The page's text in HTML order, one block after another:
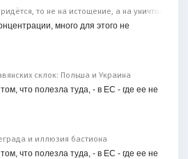
то не на истощение, а на уничтожение
много для этого не
склок: Польша и Украина
что полезла туда, - в ЕС - где ее не
и иллюзия бастиона
что полезла туда, - в ЕС - где ее не